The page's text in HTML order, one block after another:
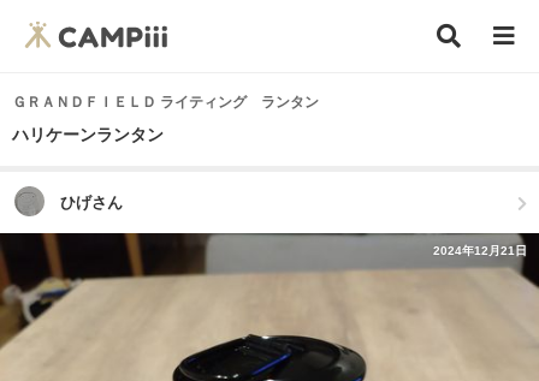
ＧＲＡＮＤＦＩＥＬＤ ライティング ランタン
ハリケーンランタン
ひげさん
2024年12月21日